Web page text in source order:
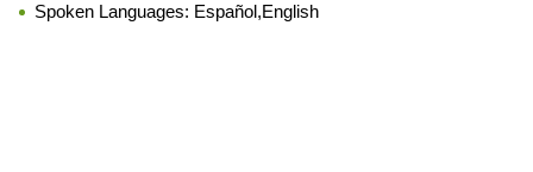
Spoken Languages: Español,English